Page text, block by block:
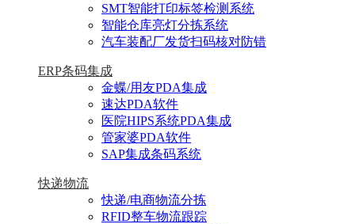
SMT智能打印标签检测系统
智能仓库亮灯分拣系统
汽车装配厂发货扫码核对防错
ERP条码集成
金蝶/用友PDA集成
速达PDA软件
医院HIPS系统PDA集成
管家婆PDA软件
SAP集成条码系统
快递物流
快递/电商物流分拣
RFID整车物流跟踪